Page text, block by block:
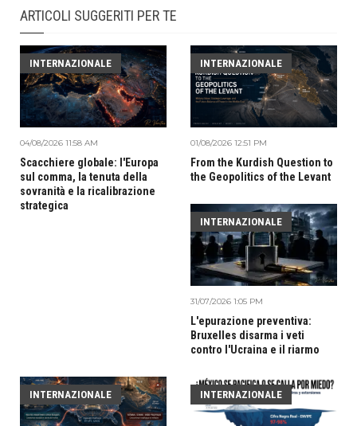
ARTICOLI SUGGERITI PER TE
INTERNAZIONALE
04/08/2026 11:58 AM
Scacchiere globale: l'Europa
sul comma, la tenuta della
sovranità e la ricalibrazione
strategica
INTERNAZIONALE
01/08/2026 12:51 PM
From the Kurdish Question to
the Geopolitics of the Levant
INTERNAZIONALE
31/07/2026 1:05 PM
L'epurazione preventiva:
Bruxelles disarma i veti
contro l'Ucraina e il riarmo
INTERNAZIONALE INTERNAZIONALE